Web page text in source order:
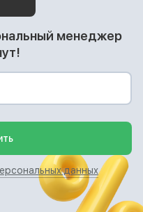
менеджер
данных